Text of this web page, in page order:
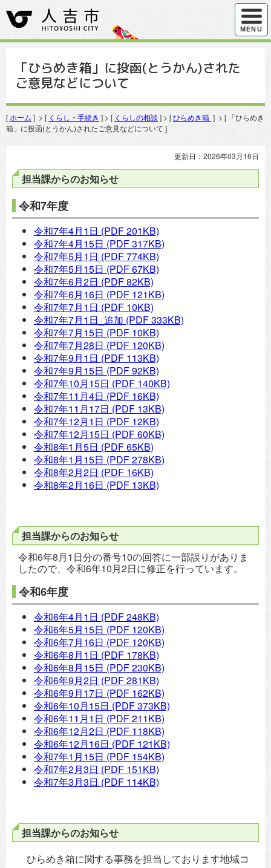
ハンバ
MENU
「ひらめき箱」に投函(とうかん)された
ご意見などについて
[ ホーム ] > [ くらし・手続き ] > [ くらしの相談 ] > [ひらめき箱 ] > [ 「ひらめき
箱」に投函(とうかん)されたご意見などについて ]
更新日：2026年03月16日
担当課からのお知らせ
令和7年度
令和7年4月1日 (PDF 201KB)
令和7年4月15日 (PDF 317KB)
令和7年5月1日 (PDF 774KB)
令和7年5月15日 (PDF 67KB)
令和7年6月2日 (PDF 82KB)
令和7年6月16日 (PDF 121KB)
令和7年7月1日 (PDF 10KB)
令和7年7月1日_追加 (PDF 333KB)
令和7年7月15日 (PDF 10KB)
令和7年7月28日 (PDF 120KB)
令和7年9月1日 (PDF 113KB)
令和7年9月15日 (PDF 92KB)
令和7年10月15日 (PDF 140KB)
令和7年11月4日 (PDF 16KB)
令和7年11月17日 (PDF 13KB)
令和7年12月1日 (PDF 12KB)
令和7年12月15日 (PDF 60KB)
令和8年1月5日 (PDF 65KB)
令和8年1月15日 (PDF 278KB)
令和8年2月2日 (PDF 16KB)
令和8年2月16日 (PDF 13KB)
担当課からのお知らせ
令和6年8月1日分の番号10の回答に一部誤りがありま
したので、令和6年10月2日に修正を行っています。
令和6年度
令和6年4月1日 (PDF 248KB)
令和6年5月15日 (PDF 120KB)
令和6年7月16日 (PDF 120KB)
令和6年8月1日 (PDF 178KB)
令和6年8月15日 (PDF 230KB)
令和6年9月2日 (PDF 281KB)
令和6年9月17日 (PDF 162KB)
令和6年10月15日 (PDF 373KB)
令和6年11月1日 (PDF 211KB)
令和6年12月2日 (PDF 118KB)
令和6年12月16日 (PDF 121KB)
令和7年1月15日 (PDF 154KB)
令和7年2月3日 (PDF 151KB)
令和7年3月3日 (PDF 114KB)
担当課からのお知らせ
ひらめき箱に関する事務を担当しております地域コ